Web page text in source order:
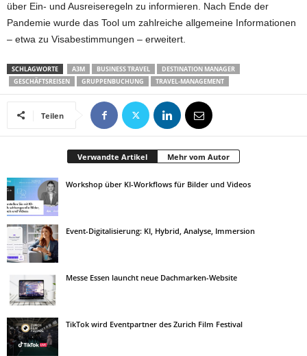
über Ein- und Ausreiseregeln zu informieren. Nach Ende der
Pandemie wurde das Tool um zahlreiche allgemeine Informationen
– etwa zu Visabestimmungen – erweitert.
SCHLAGWORTE A3M BUSINESS TRAVEL
DESTINATION MANAGER
GESCHÄFTSREISEN
GRUPPENBUCHUNG TRAVEL-MANAGEMENT
Teilen
Verwandte Artikel Mehr vom Autor
Workshop über KI-Workflows für Bilder und Videos
Event-Digitalisierung: KI, Hybrid, Analyse, Immersion
Messe Essen launcht neue Dachmarken-Website
TikTok wird Eventpartner des Zurich Film Festival